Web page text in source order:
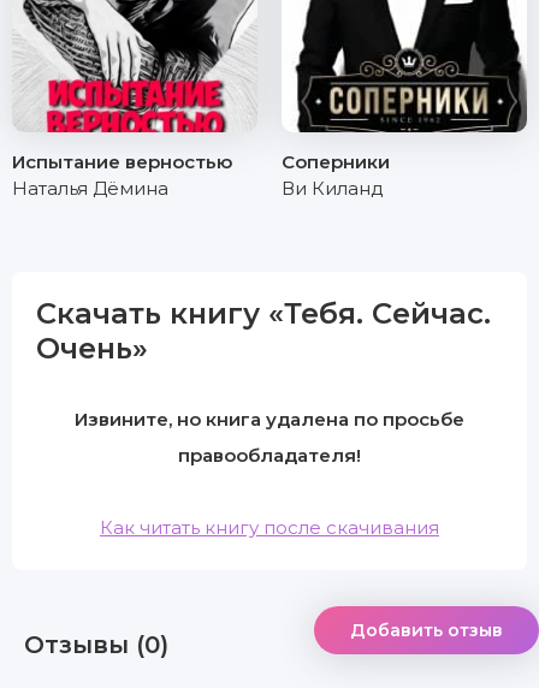
Испытание верностью
Наталья Дёмина
Соперники
Ви Киланд
Скачать книгу «Тебя. Сейчас.
Очень»
Извините, но книга удалена по просьбе
правообладателя!
Как читать книгу после скачивания
Отзывы (0) Добавить отзыв